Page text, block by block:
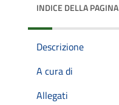
INDICE DELLA PAGINA
Descrizione
A cura di
Allegati